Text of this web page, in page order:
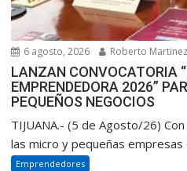
6 agosto, 2026 Roberto Martinez
LANZAN CONVOCATORIA
EMPRENDEDORA 2026”
PEQUEÑOS NEGOCIOS
TIJUANA.- (5 de Agosto/26)
las micro y pequeñas empresas
Emprendedores